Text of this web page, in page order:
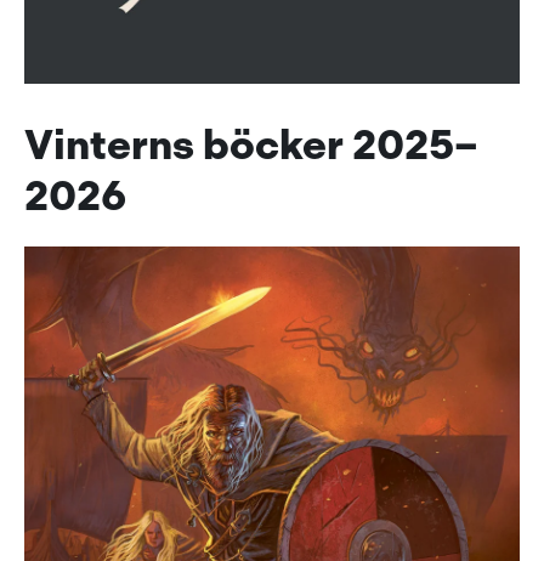
Vinterns böcker 2025–
2026